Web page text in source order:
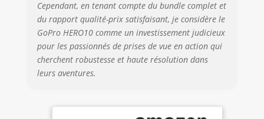
mouvements
incroyablement
fluides. Avec, en
plus, le ralenti x8 à
2.7K et la
Cependant, en tenant compte du bundle complet et
du rapport qualité-prix satisfaisant, je considère le
GoPro HERO10 comme un investissement judicieux
pour les passionnés de prises de vue en action qui
cherchent robustesse et haute résolution dans
leurs aventures.